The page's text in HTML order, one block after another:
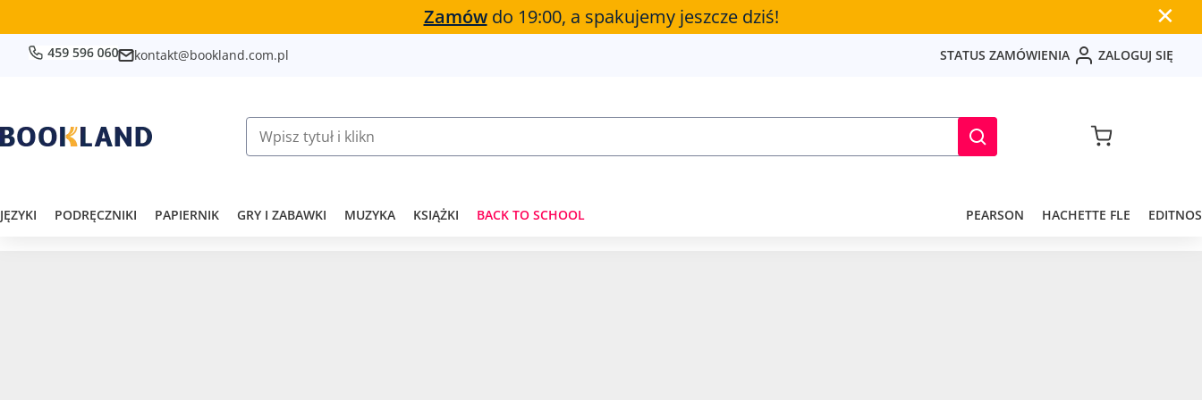
Zamówdo 19:00, a spakujemy jeszcze dziś! ✕
kontakt@bookland.com.pl STATUS ZAMÓWIENIA ZALOGUJ SIĘ
JĘZYKI PODRĘCZNIKI PAPIERNIK GRY I ZABAWKI MUZYKA KSIĄŻKI BACK TO SCHOOL PEARSON HACHETTE FLE EDITNOS